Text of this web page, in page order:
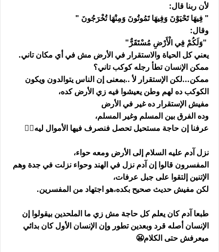
لأن ربنا قال:
" فِيهَا تَحْيَوْنَ وَفِيهَا تَمُوتُونَ وَمِنْهَا تُخْرَجُونَ "
وقال:
"وَلَكُمْ فِي الْأَرْضِ مُسْتَقَرٌّ"
يعني كل الحياة والاستقرار في الأرض مش في أي مكان تاني.
ممكن الإنسان تطأ رجله كوكب تاني؟
ممكن...لكن الإستقرار لأ ..بمعنى إن الناس يتوالدون ويكون
الكوكب ده لهم وطن يعيشوا فيه زي الأرض كده،
مفيش الإستقرار ده غير في الأرض
وده الفرق بين المسلم وغير المسلم،
عرفنا إن حاجة مستحيل تحصل فنصرف فيها الأموال ليه🤷‍♂️
نزل آدم عليه السلام إلى الأرض ومعه حواء،
المفسرون قالوا إن آدم نزل في الهند وحواء نزلت في جدة وهم
الإتنين إلتقوا على جبل عرفات،
لكن مفيش حديث صحيح بكده،هو اجتهاد من المفسرين.
طبعا آدم كان يعلم كل حاجة مش زي ما الملحدين بيقولوا إن
الإنسان أصله قرد وبعدين تطور وإن الإنسان الأول كان بدائي
ميعرفش حتى الكلام😬